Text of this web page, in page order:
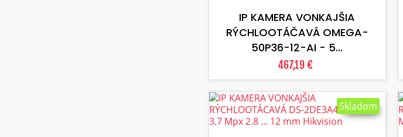
IP KAMERA VONKAJŠIA
RÝCHLOOTÁČAVÁ OMEGA-
50P36-12-AI - 5...
467,19 €
VLOŽIŤ DO KOŠÍKA
Skladom